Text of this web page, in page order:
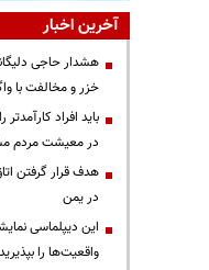
آخرین اخبار
هشدار حاجی
خزر و مخالفت با
باید افراد
در معیشت مردم
هدف قرار گرفتن
در یمن
این دیپلماسی
واقعیت‌ها را